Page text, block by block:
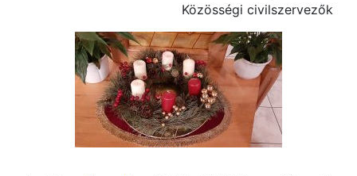
Közösségi civilszervezők